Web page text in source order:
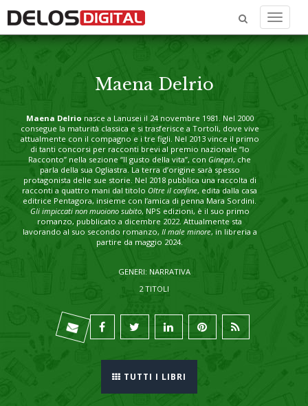
Menu
Maena Delrio
Maena Delrio nasce a Lanusei il 24 novembre 1981. Nel 2000
consegue la maturità classica e si trasferisce a Tortolì, dove vive
attualmente con il compagno e i tre figli. Nel 2013 vince il primo
di tanti concorsi per racconti brevi al premio nazionale “Io
Racconto” nella sezione “Il gusto della vita”, con Ginepri, che
parla della sua Ogliastra. La terra d’origine sarà spesso
protagonista delle sue storie. Nel 2018 pubblica una raccolta di
racconti a quattro mani dal titolo Oltre il confine, edita dalla casa
editrice Pentagora, insieme con l’amica di penna Mara Sordini.
Gli impiccati non muoiono subito, NPS edizioni, è il suo primo
romanzo, pubblicato a dicembre 2022. Attualmente sta
lavorando al suo secondo romanzo, Il male minore, in libreria a
partire da maggio 2024.
GENERI: NARRATIVA
2 TITOLI
TUTTI I LIBRI